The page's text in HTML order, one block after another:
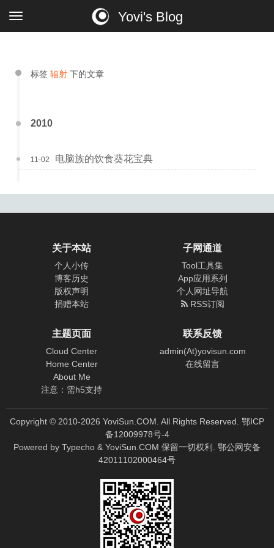
Yovi's Blog
标签 辐射 下的文章
2010
电脑族的饮食葵花宝典
11-02
关于本站
个人小传
博客历史
版权声明
捐赠本站
子网通道
Tool工具集
App应用系列
个人网址导航
RSS订阅
主题页面
Cloud Center
Home Center
About Me
注意：需h5支持
联系反馈
admin(At)yovisun.com
在线留言
Copyright © 2010-2026 YoviSun.COM. All Rights Reserved. 鄂ICP
备12009978号-4
Powered by Typecho & YoviSun.COM 保留一切权利. 鄂公网安备
42011102000464号